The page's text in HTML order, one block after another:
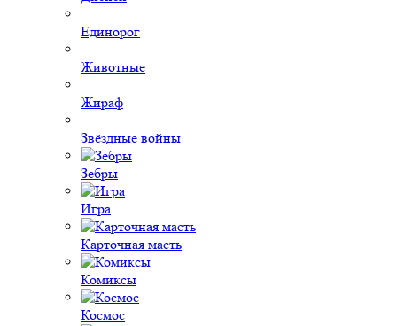
Единорог
Животные
Жираф
Звёздные войны
Зебры
Игра
Карточная масть
Комиксы
Космос